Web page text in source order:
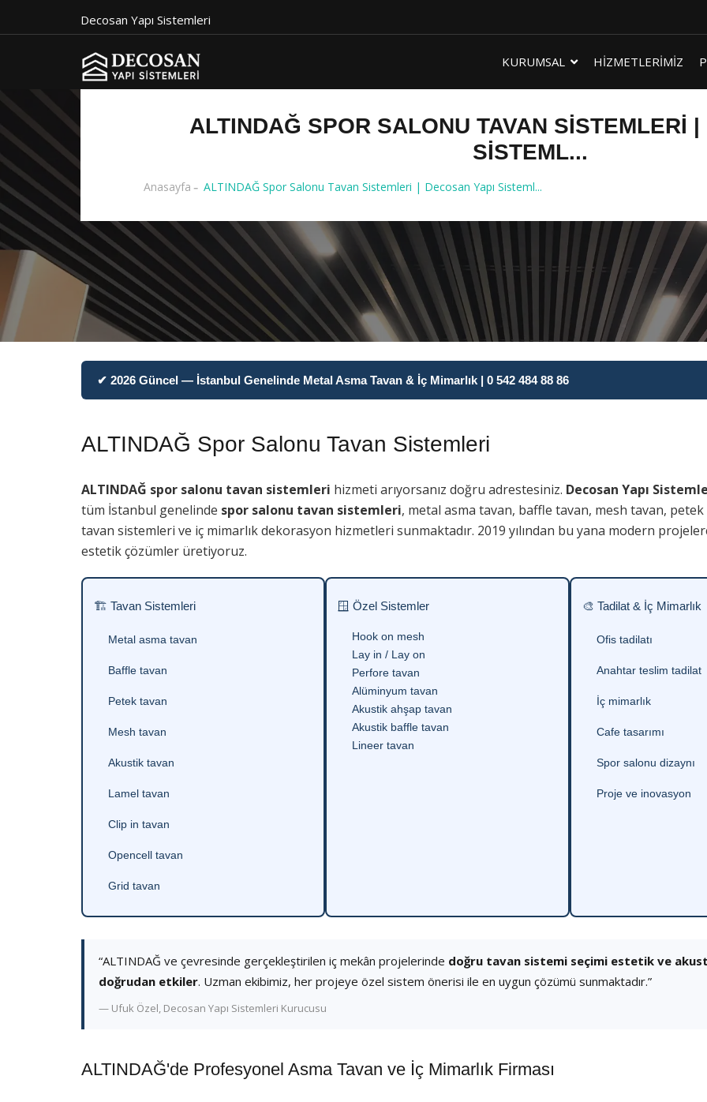
Decosan Yapı Sistemleri
KURUMSAL HİZMETLERİMİZ
ALTINDAĞ SPOR SALONU TAVAN SISTEMLERI |
SISTEML...
Anasayfa ALTINDAĞ Spor Salonu Tavan Sistemleri | Decosan Yapı Sisteml...
✔ 2026 Güncel — İstanbul Genelinde Metal Asma Tavan & İç Mimarlık | 0 542 484 88 86
ALTINDAĞ Spor Salonu Tavan Sistemleri
ALTINDAĞ spor salonu tavan sistemleri hizmeti arıyorsanız doğru adrestesiniz. Decosan Yapı
tüm İstanbul genelinde spor salonu tavan sistemleri, metal asma tavan, baffle tavan, mesh tavan,
tavan sistemleri ve iç mimarlık dekorasyon hizmetleri sunmaktadır. 2019 yılından bu yana modern
estetik çözümler üretiyoruz.
🏗 Tavan Sistemleri
Metal asma tavan
Baffle tavan
Petek tavan
Mesh tavan
Akustik tavan
Lamel tavan
Clip in tavan
Opencell tavan
Grid tavan
🪟 Özel Sistemler
Hook on mesh
Lay in / Lay on
Perfore tavan
Alüminyum tavan
Akustik ahşap tavan
Akustik baffle tavan
Lineer tavan
🎨 Tadilat & İç Mimarlık
Ofis tadilatı
Anahtar teslim tadilat
İç mimarlık
Cafe tasarımı
Spor salonu dizaynı
Proje ve inovasyon
“ALTINDAĞ ve çevresinde gerçekleştirilen iç mekân projelerinde doğru tavan sistemi seçimi estetik ve
doğrudan etkiler. Uzman ekibimiz, her projeye özel sistem önerisi ile en uygun çözümü sunmaktadır.”
— Ufuk Özel, Decosan Yapı Sistemleri Kurucusu
ALTINDAĞ'de Profesyonel Asma Tavan ve İç Mimarlık Firması